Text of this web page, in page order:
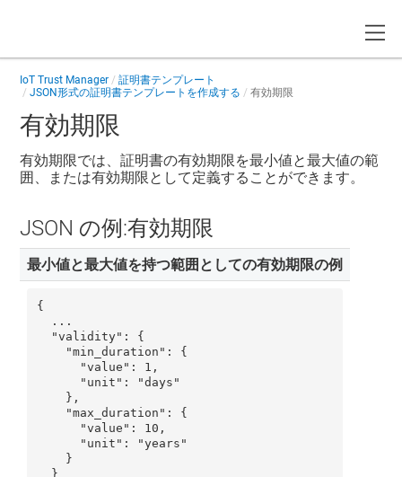
IoT Trust Manager
証明書テンプレート
JSON形式の証明書テンプレートを作成する
有効期限
有効期限
有効期限では、証明書の有効期限を最小値と最大値の範
囲、または有効期限として定義することができます。
JSON の例:有効期限
最小値と最大値を持つ範囲としての有効期限の例
{